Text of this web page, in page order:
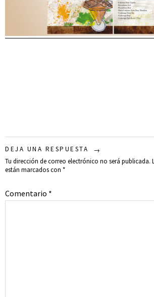
DEJA UNA RESPUESTA
Tu dirección de correo electrónico no será publicada.
están marcados con *
Comentario *